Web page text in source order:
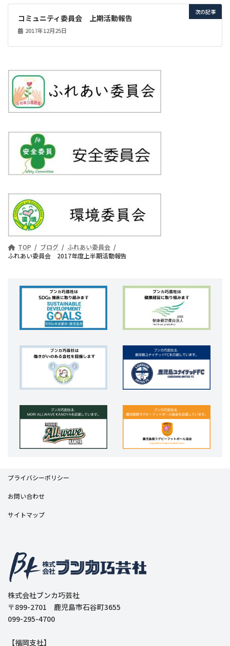
次の記事
コミュニティ委員会 上期活動報告
2017年12月25日
TOP ブログ
ふれあい委員会
ふれあい委員会 2017年度上半期活動報告
プライバシーポリシー
お問い合わせ
サイトマップ
株式会社ブンカ巧芸社
〒899-2701 鹿児島市石谷町3655
099-295-4700
【福岡支社】